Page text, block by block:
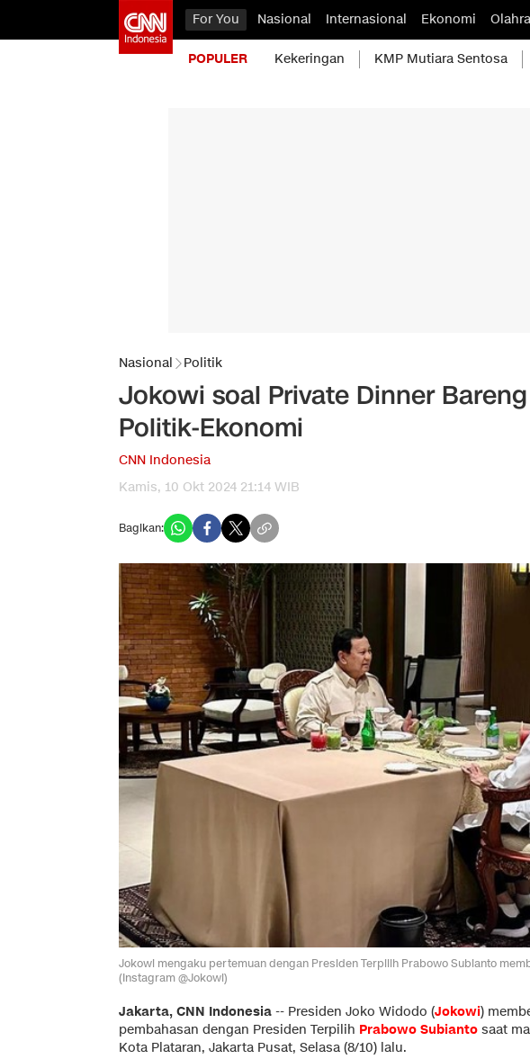
For You Nasional Internasional Ekonomi
POPULER Kekeringan KMP Mutiara Sentosa
Nasional Politik
Jokowi soal Private Dinner
Politik-Ekonomi
CNN Indonesia
Kamis, 10 Okt 2024 21:14 WIB
Bagikan:
Jokowi mengaku pertemuan dengan Presiden Terpilih Prabowo Subianto
(Instagram @Jokowi)
Jakarta, CNN Indonesia -- Presiden Joko Widodo (Jokowi)
pembahasan dengan Presiden Terpilih Prabowo Subianto saat
Kota Plataran, Jakarta Pusat, Selasa (8/10) lalu.